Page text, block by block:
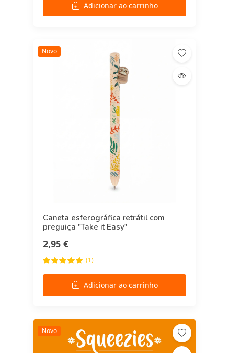
Adicionar ao carrinho
Novo
Caneta esferográfica retrátil com
preguiça "Take it Easy"
2,95 €
(1)
Adicionar ao carrinho
Novo